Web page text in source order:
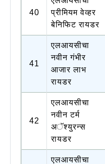
40
प्रीमियम वेव्हर
बेनिफिट रायडर
41
एलआयसीचा
नवीन गंभीर
आजार लाभ
रायडर
42
एलआयसीचा
नवीन टर्म
अॅश्युरन्स
रायडर
एलआयसीचा